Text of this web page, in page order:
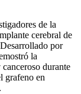
de la
cerebral de
por
la
durante
grafeno en